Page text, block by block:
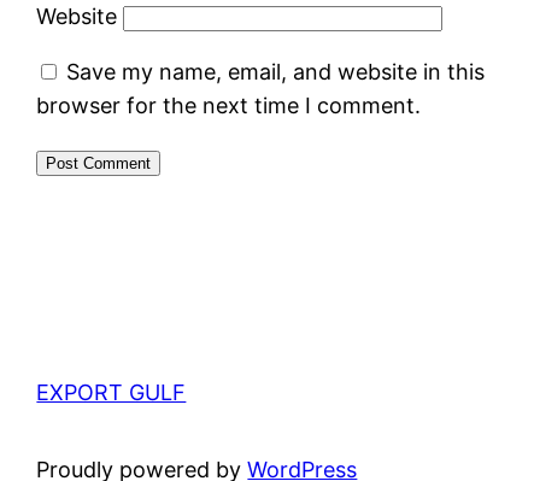
Website
Save my name, email, and website in this
browser for the next time I comment.
EXPORT GULF
Proudly powered byWordPress